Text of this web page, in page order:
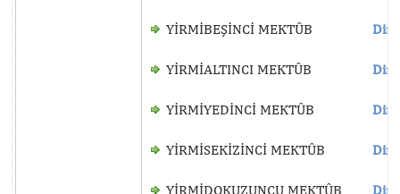
YİRMİBEŞİNCİ MEKTÛB
YİRMİALTINCI MEKTÛB
YİRMİYEDİNCİ MEKTÛB
YİRMİSEKİZİNCİ MEKTÛB
YİRMİDOKUZUNCU MEKTÛB